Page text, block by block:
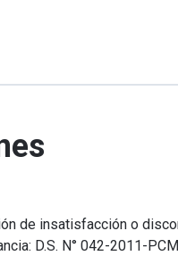
de insatisfacción o
D.S. N° 042-2011-